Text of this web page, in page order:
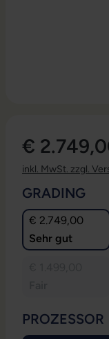
€
inkl. MwSt. zzgl.
GRADING
€ 2.749,00
Sehr gut
PROZESSOR